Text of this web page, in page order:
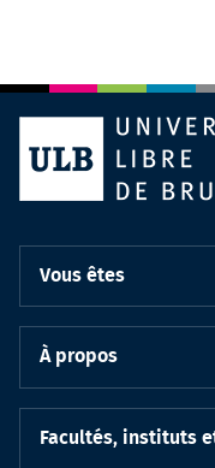
Vous êtes
À propos
Facultés, instituts